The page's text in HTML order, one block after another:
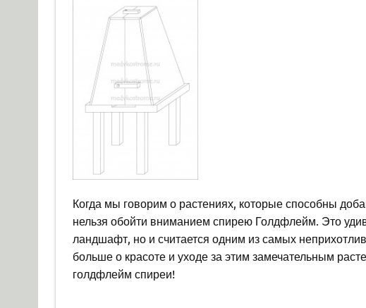
Когда мы говорим о растениях, которые способны
нельзя обойти вниманием спирею Голдфлейм. Это
ландшафт, но и считается одним из самых
больше о красоте и уходе за этим замечательным
голдфлейм спиреи!